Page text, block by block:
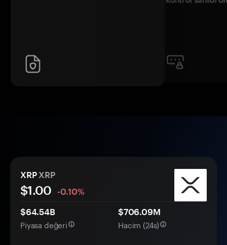
XRP XRP
$1.00
-0.10%
$64.54B
Piyasa değeri
$706.09M
Hacim (24s)